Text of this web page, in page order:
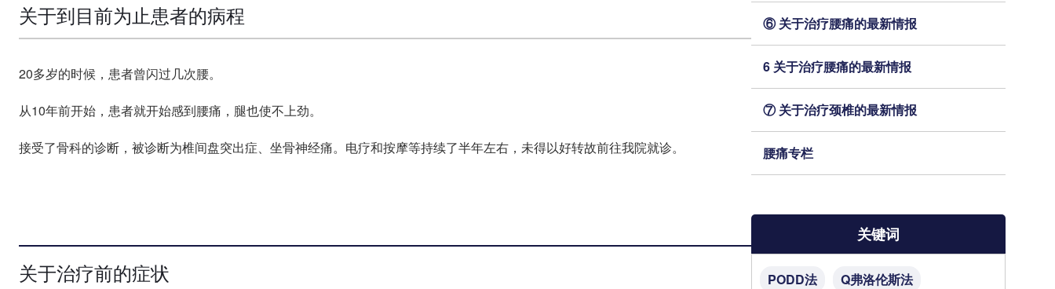
关于到目前为止患者的病程
20多岁的时候，患者曾闪过几次腰。
从10年前开始，患者就开始感到腰痛，腿也使不上劲。
接受了骨科的诊断，被诊断为椎间盘突出症、坐骨神经痛。电疗和按摩等持续了半年左右，未得以好转故前往我院就诊。
关于治疗前的症状
⑥ 关于治疗腰痛的最新情报
6 关于治疗腰痛的最新情报
⑦ 关于治疗颈椎的最新情报
腰痛专栏
关键词
PODD法
Q弗洛伦斯法